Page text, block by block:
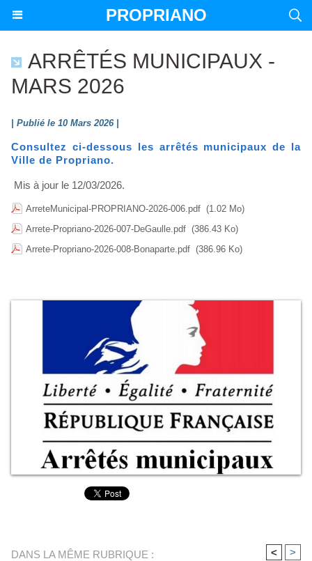
PROPRIANO
ARRÊTÉS MUNICIPAUX -
MARS 2026
| Publié le 10 Mars 2026 |
Consultez ci-dessous les arrêtés municipaux de la
Ville de Propriano.
Mis à jour le 12/03/2026.
ArreteMunicipal-PROPRIANO-2026-006.pdf (1.02 Mo)
Arrete-Propriano-2026-007-DeGaulle.pdf (386.43 Ko)
Arrete-Propriano-2026-008-Bonaparte.pdf (386.96 Ko)
DANS LA MÊME RUBRIQUE : < >